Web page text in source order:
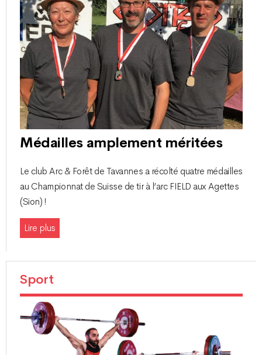
Médailles amplement méritées
Le club Arc & Forêt de Tavannes a récolté quatre médailles
au Championnat de Suisse de tir à l’arc FIELD aux Agettes
(Sion) !
Lire plus
Sport